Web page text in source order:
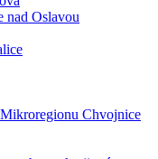
nad Oslavou
Chvojnice